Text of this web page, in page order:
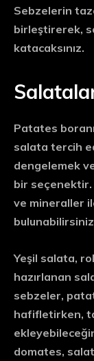
Sebzelerin
birleştirerek,
katacaksınız.
Patates
salata tercih
dengelemek
bir seçenektir.
ve mineraller
Yeşil salata,
hazırlanan
sebzeler,
hafifletirken,
domates,